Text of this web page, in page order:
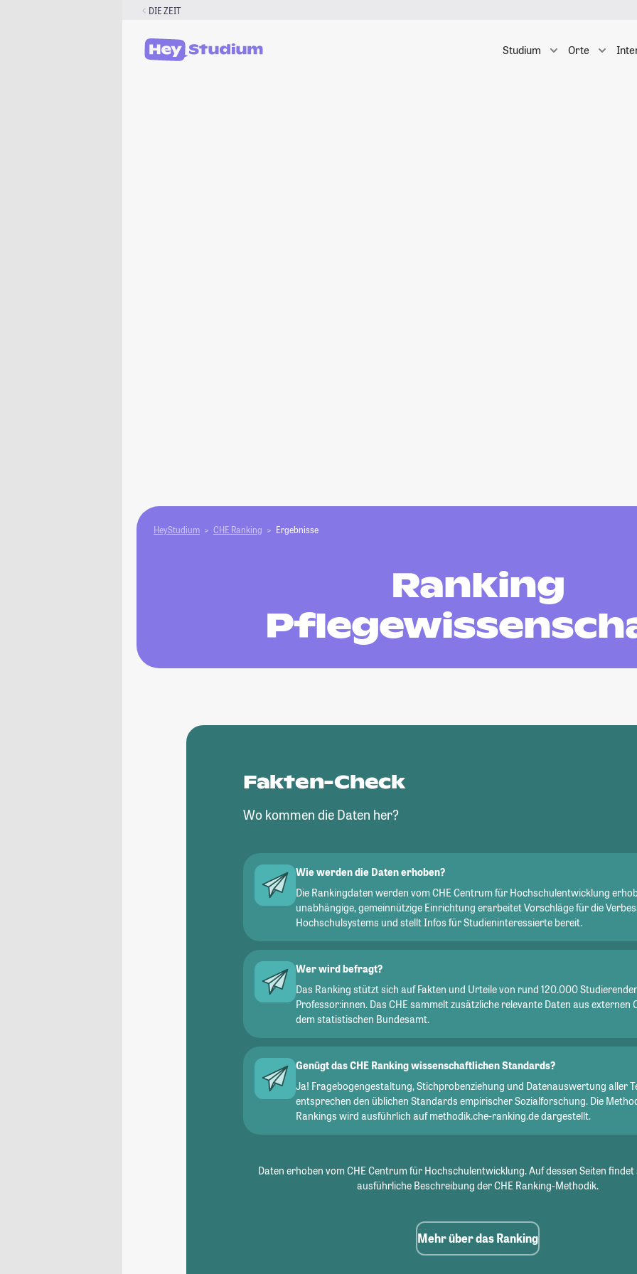
DIE ZEIT
Studium Orte
HeyStudium CHE Ranking Ergebnisse
Ranking
Fakten-Check
Wo kommen die Daten her?
Wie werden die Daten erhoben?
Die Rankingdaten werden vom CHE Centrum für Hochschulentwicklung
unabhängige, gemeinnützige Einrichtung erarbeitet Vorschläge für die
Hochschulsystems und stellt Infos für Studieninteressierte bereit.
Wer wird befragt?
Das Ranking stützt sich auf Fakten und Urteile von rund 120.000
Professor:innen. Das CHE sammelt zusätzliche relevante Daten aus externen
dem statistischen Bundesamt.
Genügt das CHE Ranking wissenschaftlichen Standards?
Ja! Fragebogengestaltung, Stichprobenziehung und Datenauswertung aller
entsprechen den üblichen Standards empirischer Sozialforschung. Die
Rankings wird ausführlich auf methodik.che-ranking.de dargestellt.
Daten erhoben vom CHE Centrum für Hochschulentwicklung. Auf dessen Seiten findet
ausführliche Beschreibung der CHE Ranking-Methodik.
Mehr über das Ranking